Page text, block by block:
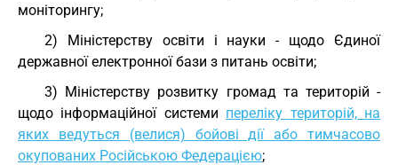
моніторингу;
2) Міністерству освіти і науки - щодо Єдиної
державної електронної бази з питань освіти;
3) Міністерству розвитку громад та територій -
щодо інформаційної системи переліку територій, на
яких ведуться (велися) бойові дії або тимчасово
окупованих Російською Федерацією;